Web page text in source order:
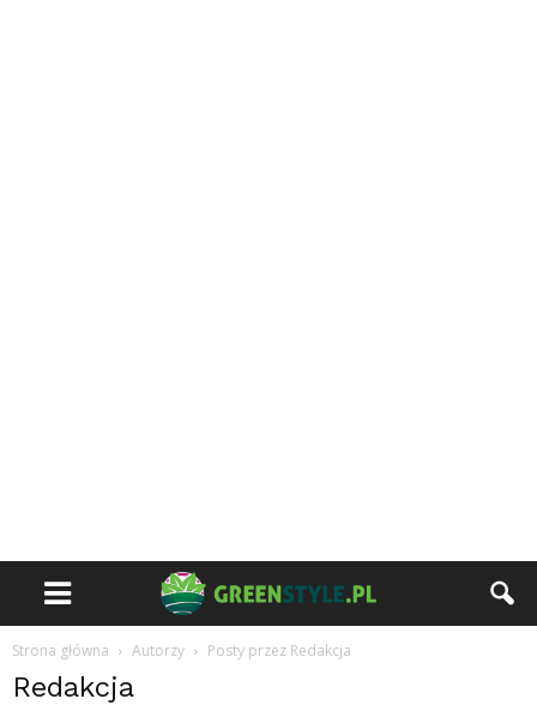
Strona główna Autorzy Posty przez Redakcja
Redakcja